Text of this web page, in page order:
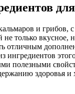
и грибов,
не только вкусное,
отличным
этого
полезными
здоровья и